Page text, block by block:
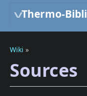
Thermo-Bibli
Wiki »
Sources